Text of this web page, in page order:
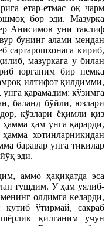
етар-етмас оқ чарм
бор эди. Мазурка
Анисимов уни таклиф
бунинг алами мендан
сартарошхонага кириб,
мазуркага у билан
юрганим бир немка
илтифот қилдимми,
қарамадим: кўзимга
баланд бўйли, юзлари
кўзлари ёқимли қиз
ҳам унга қарарди,
хотинларникидан
баравар унга тикилар
эди.
аммо ҳақиқатда эса
тушдим. У ҳам уялиб-
олдимга келарди,
ўтирмай, сакраб
қилганим учун